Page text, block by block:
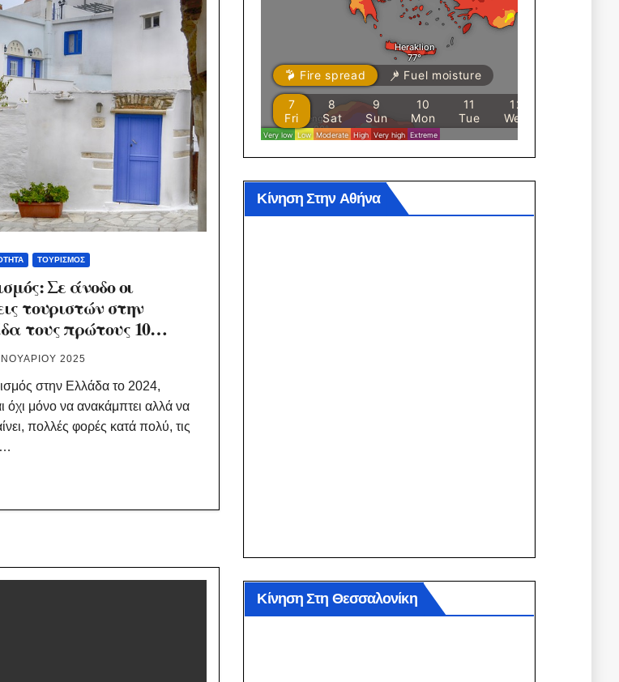
ΤΟΥΡΙΣΜΌΣ
Σε άνοδο οι
τουριστών στην
τους πρώτους 10
2024.
2025
στην Ελλάδα το 2024,
όχι μόνο να ανακάμπτει αλλά να
πολλές φορές κατά πολύ, τις
Κίνηση Στην Αθήνα
Κίνηση Στη Θεσσαλονίκη